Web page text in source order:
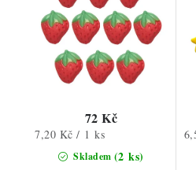
Skladem (2 ks)
72 Kč
Měrná
7,20 Kč / 1 ks